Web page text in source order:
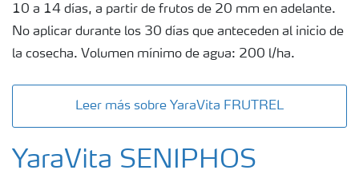
10 a 14 días, a partir de frutos de 20 mm en adelante.
No aplicar durante los 30 días que anteceden al inicio de
la cosecha. Volumen mínimo de agua: 200 l/ha.
Leer más sobre YaraVita FRUTREL
YaraVita SENIPHOS